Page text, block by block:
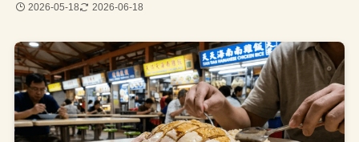
2026-05-18 2026-06-18